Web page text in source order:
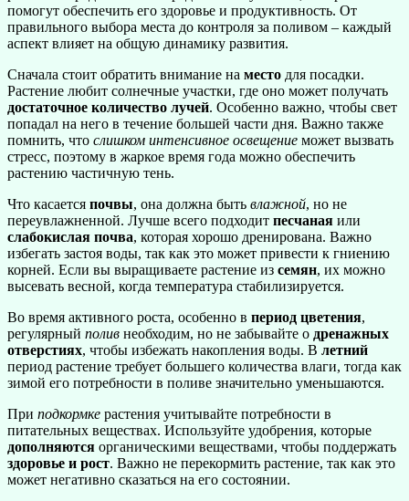
помогут обеспечить его здоровье и продуктивность. От
правильного выбора места до контроля за поливом – каждый
аспект влияет на общую динамику развития.
Сначала стоит обратить внимание на место для посадки.
Растение любит солнечные участки, где оно может получать
достаточное количество лучей. Особенно важно, чтобы свет
попадал на него в течение большей части дня. Важно также
помнить, что слишком интенсивное освещение может вызвать
стресс, поэтому в жаркое время года можно обеспечить
растению частичную тень.
Что касается почвы, она должна быть влажной, но не
переувлажненной. Лучше всего подходит песчаная или
слабокислая почва, которая хорошо дренирована. Важно
избегать застоя воды, так как это может привести к гниению
корней. Если вы выращиваете растение из семян, их можно
высевать весной, когда температура стабилизируется.
Во время активного роста, особенно в период цветения,
регулярный полив необходим, но не забывайте о дренажных
отверстиях, чтобы избежать накопления воды. В летний
период растение требует большего количества влаги, тогда как
зимой его потребности в поливе значительно уменьшаются.
При подкормке растения учитывайте потребности в
питательных веществах. Используйте удобрения, которые
дополняются органическими веществами, чтобы поддержать
здоровье и рост. Важно не перекормить растение, так как это
может негативно сказаться на его состоянии.